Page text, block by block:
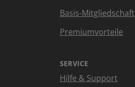
Basis-Mitgliedschaft
Premiumvorteile
SERVICE
Hilfe & Support